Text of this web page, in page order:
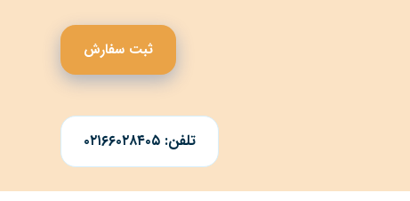
ثبت سفارش
تلفن: ۰۲۱۶۶۰۲۸۴۰۵